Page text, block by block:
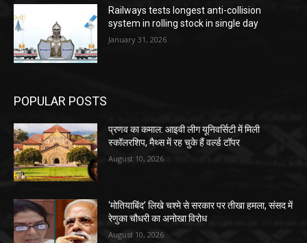
Railways tests longest anti-collision
system in rolling stock in single day
January 31, 2026
POPULAR POSTS
प्रणव का कमाल: आइवी लीग यूनिवर्सिटी में मिली
स्कॉलरशिप, मैथ्स में रह चुके हैं वर्ल्ड टॉपर
August 10, 2026
‘मोतियाबिंद’ लिखे चश्मे से सरकार पर तीखा हमला, संसद में
रेणुका चौधरी का अनोखा विरोध
August 10, 2026